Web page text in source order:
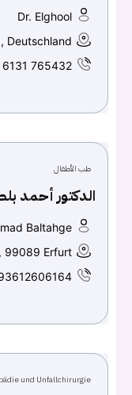
Dr. Elghool
Deutschland
765432
طب الأطفال
الدكتور أحمد
Baltahge
99089 Erfurt
und Unfallchirurgie